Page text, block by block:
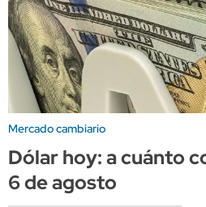
Mercado cambiario
Dólar hoy: a cuánto
6 de agosto